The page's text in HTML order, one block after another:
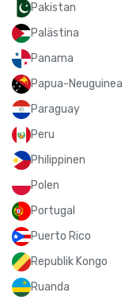
Pakistan
Palästina
Panama
Papua-Neuguinea
Paraguay
Peru
Philippinen
Polen
Portugal
Puerto Rico
Republik Kongo
Ruanda